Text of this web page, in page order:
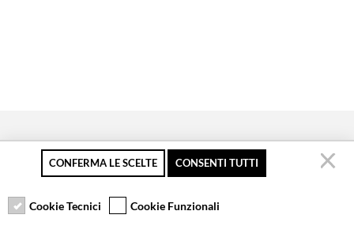
Pagamento sicuro
Resi gratuiti fino a 30
Servizio clienti
CONFERMA LE SCELTE CONSENTI TUTTI
Cookie Tecnici Cookie Funzionali